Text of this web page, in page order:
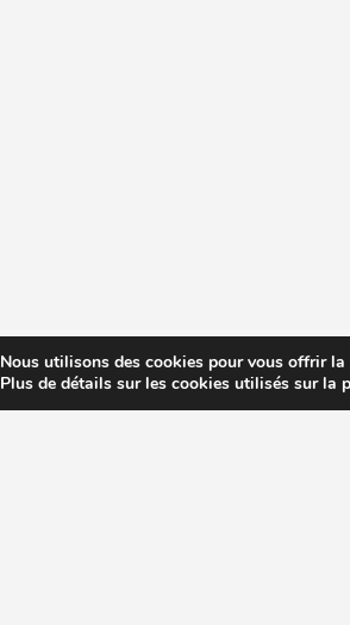
Nous utilisons des cookies pour vous offrir
Plus de détails sur les cookies utilisés sur la